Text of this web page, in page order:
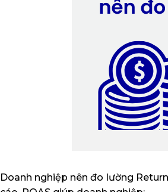
Doanh nghiệp nên đo lường